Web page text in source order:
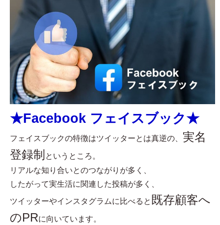
★Facebook フェイスブック★
フェイスブックの特徴はツイッターとは真逆の、 実名
登録制 というところ。
リアルな知り合いとのつながりが多く、
したがって実生活に関連した投稿が多く、
ツイッターやインスタグラムに比べると 既存顧客へ
のPRに向いています。